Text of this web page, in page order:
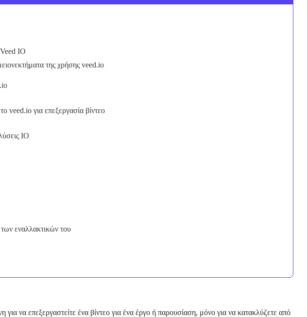
IO
της χρήσης veed.io
veed.io για επεξεργασία βίντεο
IO
εναλλακτικών του
για να επεξεργαστείτε ένα βίντεο για ένα έργο ή παρουσίαση, μόνο για να κατακλύζετε από